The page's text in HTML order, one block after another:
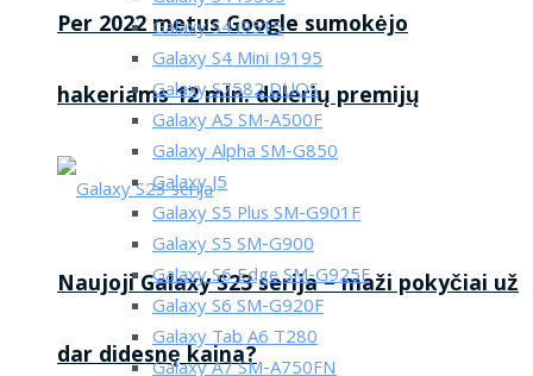
Per 2022 metus Google sumokėjo
hakeriams 12 mln. dolerių premijų
Naujoji Galaxy S23 serija – maži pokyčiai už
dar didesnę kaina?
Galaxy S4 i9515
Galaxy S4 Mini I9195
Galaxy S7582 DUOS
Galaxy A5 SM-A500F
Galaxy Alpha SM-G850
Galaxy J5
Galaxy S5 Plus SM-G901F
Galaxy S5 SM-G900
Galaxy S6 Edge SM-G925F
Galaxy S6 SM-G920F
Galaxy Tab A6 T280